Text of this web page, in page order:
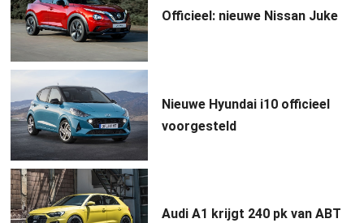
Officieel: nieuwe Nissan Juke
Nieuwe Hyundai i10 officieel
voorgesteld
Audi A1 krijgt 240 pk van ABT